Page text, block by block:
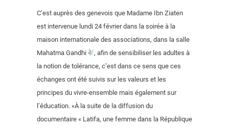
C’est auprès des genevois que Madame Ibn Ziaten
est intervenue lundi 24 février dans la soirée à la
maison internationale des associations, dans la salle
Mahatma Gandhi
, afin de sensibiliser les adultes à
la notion de tolérance, c’est dans ce sens que ces
échanges ont été suivis sur les valeurs et les
principes du vivre-ensemble mais également sur
l’éducation. «À la suite de la diffusion du
documentaire « Latifa, une femme dans la République